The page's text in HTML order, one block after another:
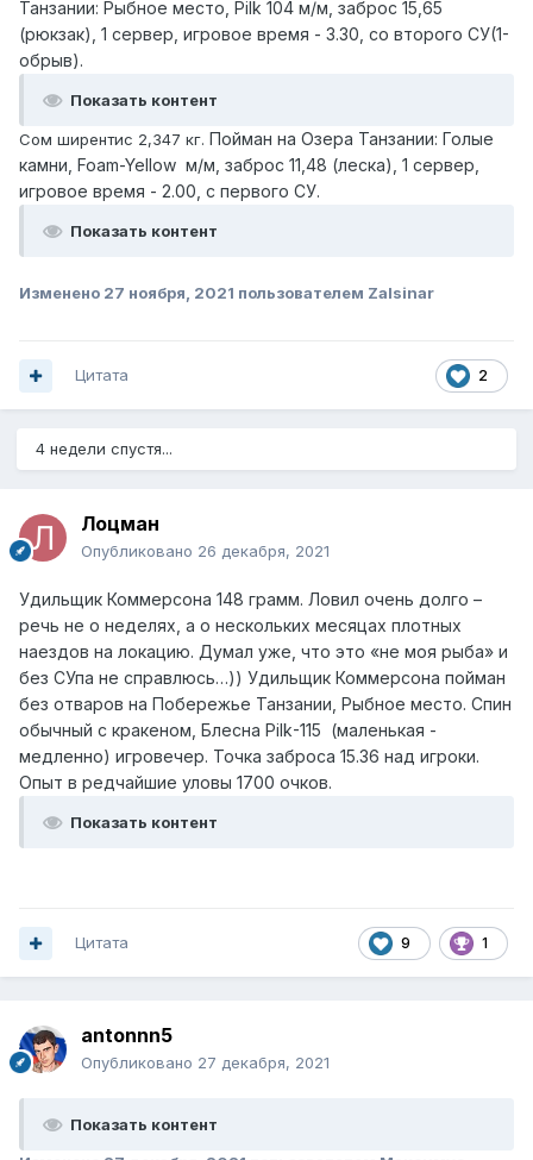
Танзании: Рыбное место, Pilk 104 м/м, заброс 15,65
(рюкзак), 1 сервер, игровое время - 3.30, со второго СУ(1-
обрыв).
Показать контент
Сом ширентис 2,347 кг. Пойман на Озера Танзании: Голые
камни, Foam-Yellow м/м, заброс 11,48 (леска), 1 сервер,
игровое время - 2.00, с первого СУ.
Показать контент
Изменено 27 ноября, 2021 пользователем Zalsinar
2
Цитата
4 недели спустя...
Лоцман
Опубликовано 26 декабря, 2021
Удильщик Коммерсона 148 грамм. Ловил очень долго –
речь не о неделях, а о нескольких месяцах плотных
наездов на локацию. Думал уже, что это «не моя рыба» и
без СУпа не справлюсь…)) Удильщик Коммерсона пойман
без отваров на Побережье Танзании, Рыбное место. Спин
обычный с кракеном, Блесна Pilk-115 (маленькая -
медленно) игровечер. Точка заброса 15.36 над игроки.
Опыт в редчайшие уловы 1700 очков.
Показать контент
9 1
Цитата
antonnn5
Опубликовано 27 декабря, 2021
Показать контент